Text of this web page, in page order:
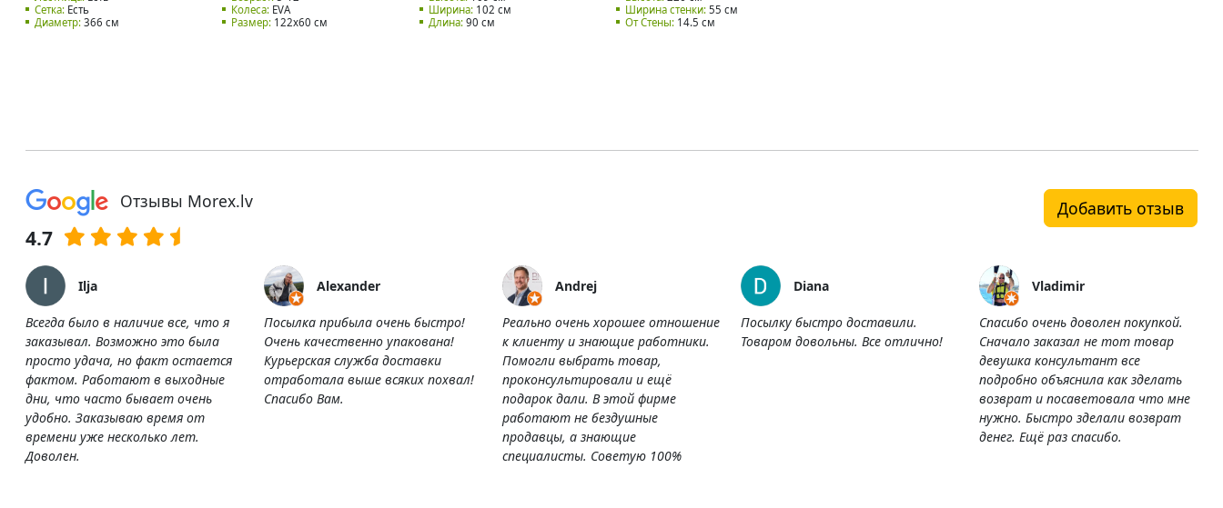
Сетка:Есть
Диаметр:366 см
Колеса: EVA
Размер: 122x60 см
Ширина:102 см
Длина:90 см
Ширина стенки: 55 см
От Стены: 14.5 см
Отзывы Morex.lv
4.7
Добавить отзыв
Ilja
Всегда было в наличие все, что я
заказывал. Возможно это была
просто удача, но факт остается
фактом. Работают в выходные
дни, что часто бывает очень
удобно. Заказываю время от
времени уже несколько лет.
Доволен.
Alexander
Посылка прибыла очень быстро!
Очень качественно упакована!
Курьерская служба доставки
отработала выше всяких похвал!
Спасибо Вам.
Andrej
Реально очень хорошее отношение
к клиенту и знающие работники.
Помогли выбрать товар,
проконсультировали и ещё
подарок дали. В этой фирме
работают не бездушные
продавцы, а знающие
специалисты. Советую 100%
Diana
Посылку быстро доставили.
Товаром довольны. Все отлично!
Vladimir
Спасибо очень доволен покупкой.
Сначало заказал не тот товар
девушка консультант все
подробно объяснила как зделать
возврат и посаветовала что мне
нужно. Быстро зделали возврат
денег. Ещё раз спасибо.